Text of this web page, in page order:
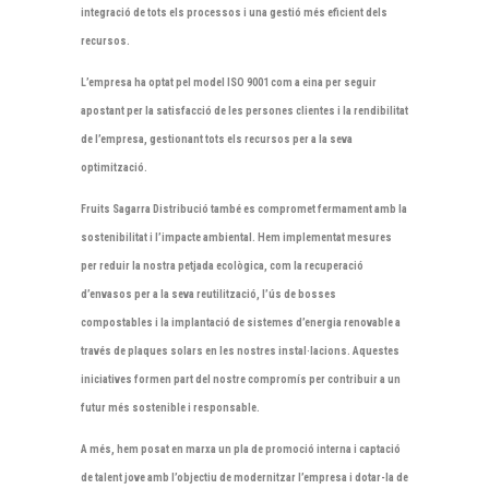
integració de tots els processos i una gestió més eficient dels
recursos.
L’empresa ha optat pel model ISO 9001 com a eina per seguir
apostant per la satisfacció de les persones clientes i la rendibilitat
de l’empresa, gestionant tots els recursos per a la seva
optimització.
Fruits Sagarra Distribució també es compromet fermament amb la
sostenibilitat i l’impacte ambiental. Hem implementat mesures
per reduir la nostra petjada ecològica, com la recuperació
d’envasos per a la seva reutilització, l’ús de bosses
compostables i la implantació de sistemes d’energia renovable a
través de plaques solars en les nostres instal·lacions. Aquestes
iniciatives formen part del nostre compromís per contribuir a un
futur més sostenible i responsable.
A més, hem posat en marxa un pla de promoció interna i captació
de talent jove amb l’objectiu de modernitzar l’empresa i dotar-la de